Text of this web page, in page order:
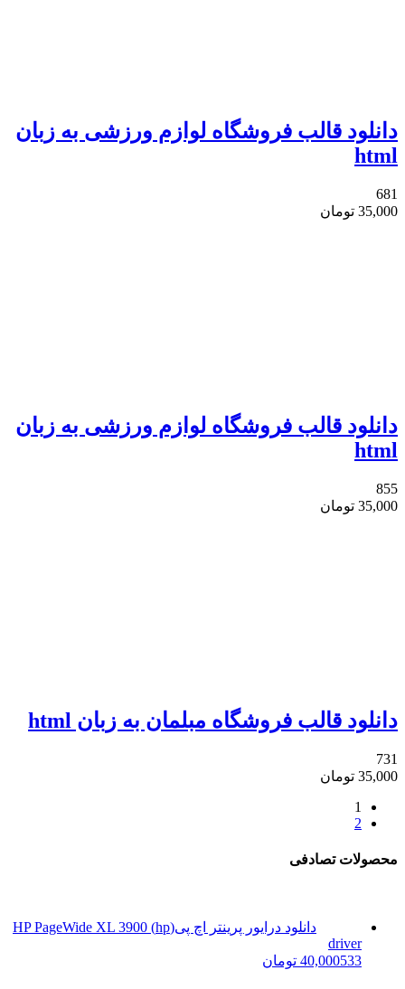
دانلود قالب فروشگاه لوازم ورزشی به زبان
html
681
35,000 تومان
دانلود قالب فروشگاه لوازم ورزشی به زبان
html
855
35,000 تومان
دانلود قالب فروشگاه مبلمان به زبان html
731
35,000 تومان
1
2
محصولات تصادفی
دانلود درایور پرینتر اچ پی(hp) HP PageWide XL 3900
driver
533
40,000 تومان